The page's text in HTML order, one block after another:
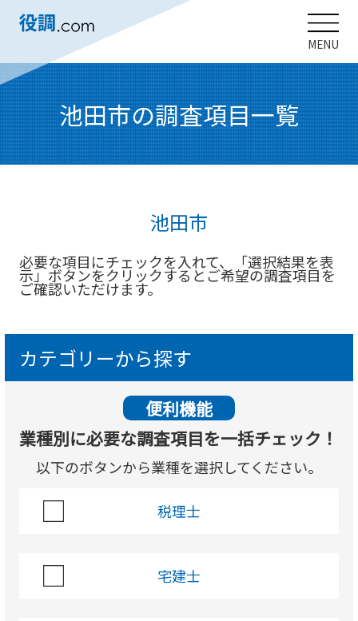
MENU
池田市の調査項目一覧
池田市
必要な項目にチェックを入れて、「選択結果を表
示」ボタンをクリックするとご希望の調査項目を
ご確認いただけます。
カテゴリーから探す
便利機能
業種別に必要な調査項目を一括チェック！
以下のボタンから業種を選択してください。
税理士
宅建士